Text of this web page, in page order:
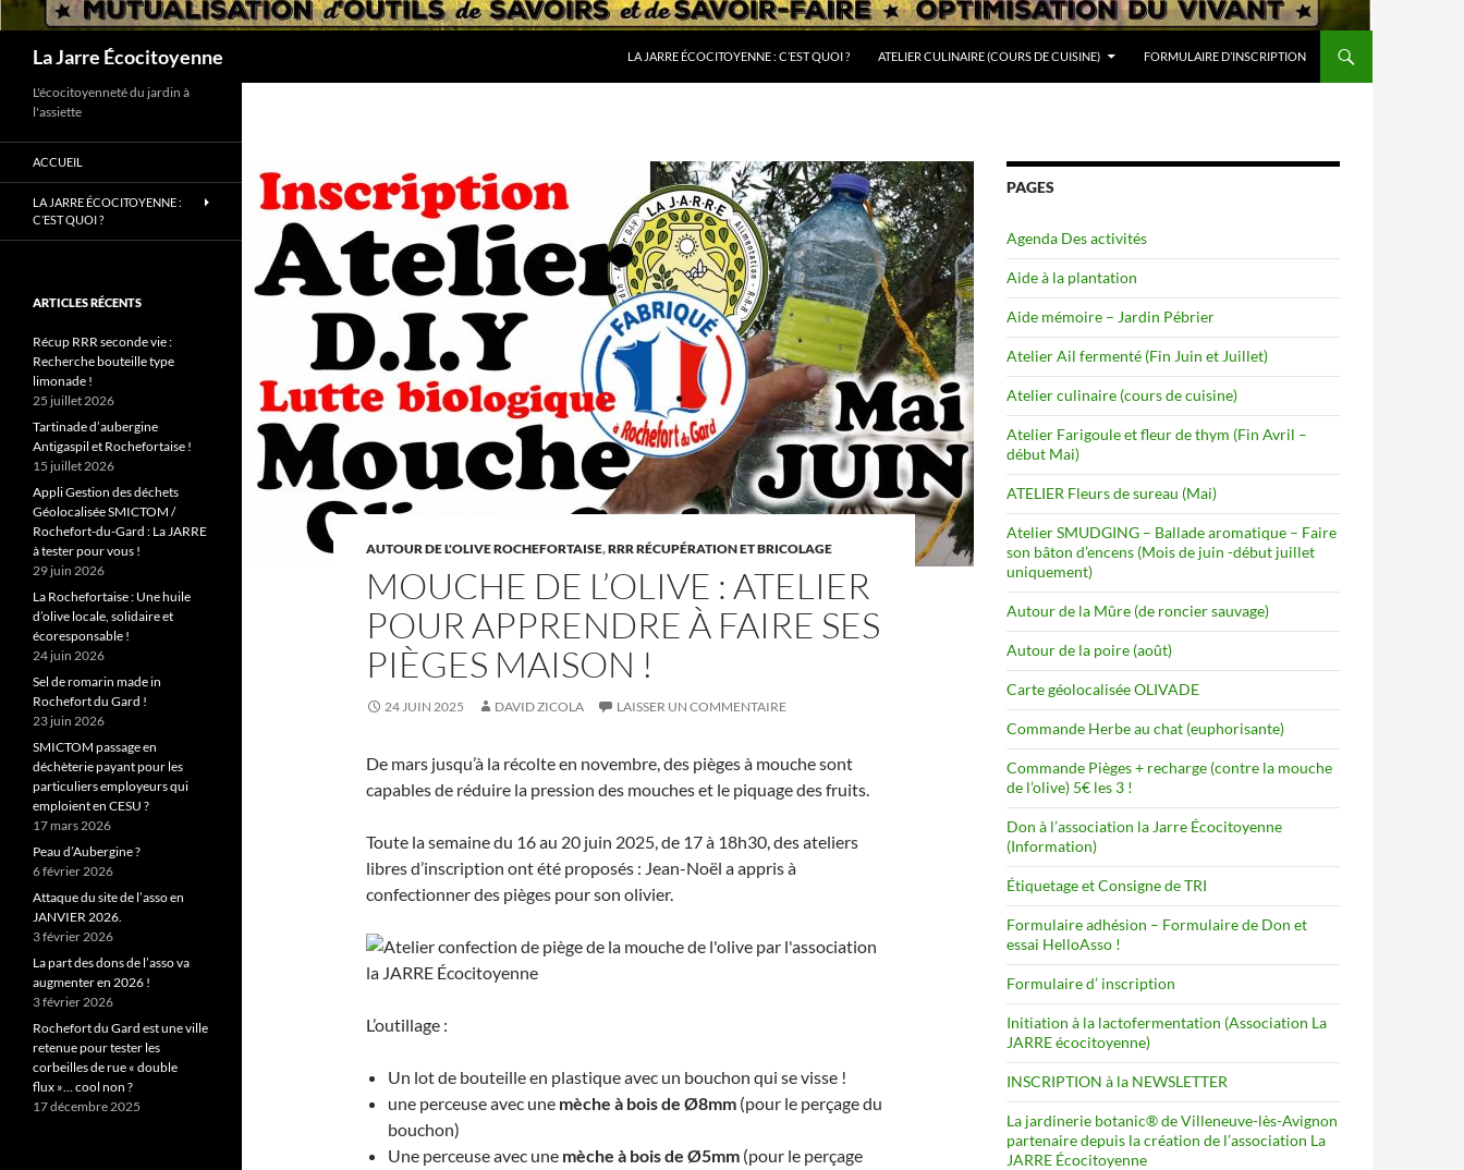
La Jarre Écocitoyenne LA JARRE ÉCOCITOYENNE : C’EST QUOI ? ATELIER CULINAIRE (COURS DE CUISINE) FORMULAIRE D’INSCRIPTION
AUTOUR DE L'OLIVE ROCHEFORTAISE,RRR RÉCUPÉRATION ET BRICOLAGE
MOUCHE DE L’OLIVE : ATELIER
POUR APPRENDRE À FAIRE SES
PIÈGES MAISON !
24 JUIN 2025 DAVID ZICOLA LAISSER UN COMMENTAIRE
De mars jusqu’à la récolte en novembre, des pièges à mouche sont
capables de réduire la pression des mouches et le piquage des fruits.
Toute la semaine du 16 au 20 juin 2025, de 17 à 18h30, des ateliers
libres d’inscription ont été proposés : Jean-Noël a appris à
confectionner des pièges pour son olivier.
L’outillage :
Un lot de bouteille en plastique avec un bouchon qui se visse !
une perceuse avec une mèche à bois de Ø8mm (pour le perçage du
bouchon)
Une perceuse avec une mèche à bois de Ø5mm (pour le perçage
PAGES
Agenda Des activités
Aide à la plantation
Aide mémoire – Jardin Pébrier
Atelier Ail fermenté (Fin Juin et Juillet)
Atelier culinaire (cours de cuisine)
Atelier Farigoule et fleur de thym (Fin Avril –
début Mai)
ATELIER Fleurs de sureau (Mai)
Atelier SMUDGING – Ballade aromatique – Faire
son bâton d’encens (Mois de juin -début juillet
uniquement)
Autour de la Mûre (de roncier sauvage)
Autour de la poire (août)
Carte géolocalisée OLIVADE
Commande Herbe au chat (euphorisante)
Commande Pièges + recharge (contre la mouche
de l’olive) 5€ les 3 !
Don à l’association la Jarre Écocitoyenne
(Information)
Étiquetage et Consigne de TRI
Formulaire adhésion – Formulaire de Don et
essai HelloAsso !
Formulaire d’ inscription
Initiation à la lactofermentation (Association La
JARRE écocitoyenne)
INSCRIPTION à la NEWSLETTER
La jardinerie botanic® de Villeneuve-lès-Avignon
partenaire depuis la création de l’association La
JARRE Écocitoyenne
L'écocitoyenneté du jardin à
l'assiette
ACCUEIL
LA JARRE ÉCOCITOYENNE :
C’EST QUOI ?
ARTICLES RÉCENTS
Récup RRR seconde vie :
Recherche bouteille type
limonade !
25 juillet 2026
Tartinade d’aubergine
Antigaspil et Rochefortaise !
15 juillet 2026
Appli Gestion des déchets
Géolocalisée SMICTOM /
Rochefort-du-Gard : La JARRE
à tester pour vous !
29 juin 2026
La Rochefortaise : Une huile
d’olive locale, solidaire et
écoresponsable !
24 juin 2026
Sel de romarin made in
Rochefort du Gard !
23 juin 2026
SMICTOM passage en
déchèterie payant pour les
particuliers employeurs qui
emploient en CESU ?
17 mars 2026
Peau d’Aubergine ?
6 février 2026
Attaque du site de l’asso en
JANVIER 2026.
3 février 2026
La part des dons de l’asso va
augmenter en 2026 !
3 février 2026
Rochefort du Gard est une ville
retenue pour tester les
corbeilles de rue « double
flux »… cool non ?
17 décembre 2025